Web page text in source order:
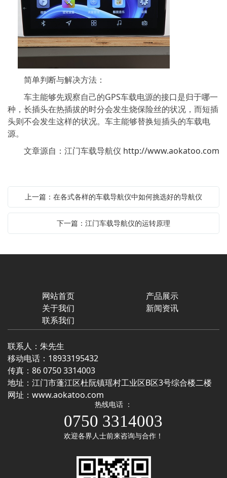
简单判断与解决方法：
车主能够先观察自己的GPS车载电源的接口是归于哪一
种，长插头在热插拔的时分会发生烧保险丝的状况，而短插
头则不会发生这样的状况。车主能够替换短插头的车载电
源。
文章源自：江门车载导航仪 http://www.aokatoo.com
上一篇：在各式各样的车载导航仪中如何挑选好的导航仪
下一篇：江门车载导航仪的运转原理
网站首页
产品展示
关于我们
新闻资讯
联系我们
联系人：朱先生
移动电话： 18933195432
传真：86 0750 3314003
地址：江门市蓬江区杜阮镇瑶村工业区B区3号综合楼二楼
网址： www.aokatoo.com
热线电话 ：
0750 3314003
欢迎各界人士前来咨询与合作！